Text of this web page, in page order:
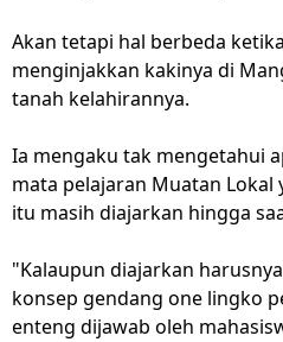
Akan tetapi hal berbeda
menginjakkan kakinya di
tanah kelahirannya.
Ia mengaku tak mengetahui
mata pelajaran Muatan Lokal
itu masih diajarkan hingga
"Kalaupun diajarkan
konsep gendang one lingko
enteng dijawab oleh